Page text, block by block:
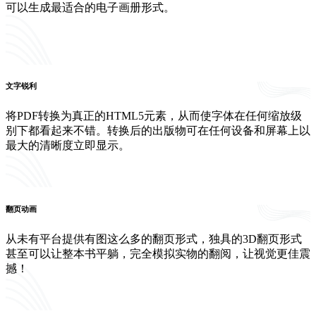
可以生成最适合的电子画册形式。
文字锐利
将PDF转换为真正的HTML5元素，从而使字体在任何缩放级
别下都看起来不错。转换后的出版物可在任何设备和屏幕上以
最大的清晰度立即显示。
翻页动画
从未有平台提供有图这么多的翻页形式，独具的3D翻页形式
甚至可以让整本书平躺，完全模拟实物的翻阅，让视觉更佳震
撼！